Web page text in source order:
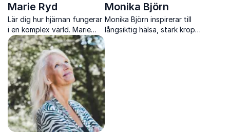
Marie Ryd
Lär dig hur hjärnan fungerar
i en komplex värld. Marie
Ryd ger konkreta verktyg
för fokus, välmående,
ledarskap och hållbara
arbetsplatser.
Monika Björn
Monika Björn inspirerar till
långsiktig hälsa, stark kropp